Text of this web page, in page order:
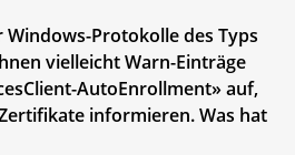
Protokolle des Typs
vielleicht Warn-Einträge
AutoEnrollment» auf,
informieren. Was hat